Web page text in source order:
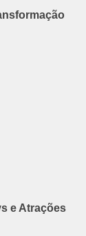
e Atrações